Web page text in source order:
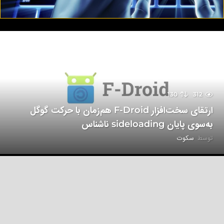
312
130
ارتقای سخت‌افزار F-Droid هم‌زمان با حرکت گوگل
به‌سوی پایان sideloading ناشناس
توسط سکوت